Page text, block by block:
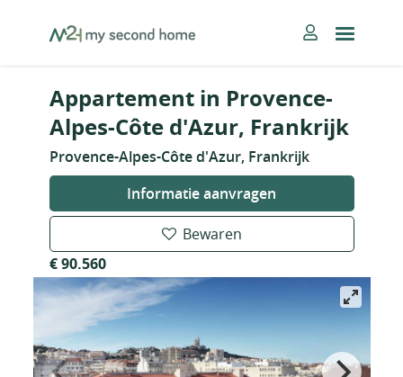
MySecondHome
Appartement in Provence-
Alpes-Côte d'Azur, Frankrijk
Provence-Alpes-Côte d'Azur, Frankrijk
Informatie aanvragen
Bewaren
€ 90.560